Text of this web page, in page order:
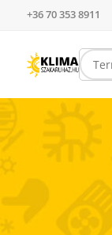
+36 70 353 8911